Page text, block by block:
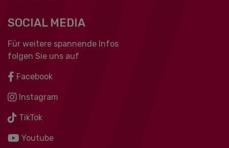
SOCIAL MEDIA
Für weitere spannende Infos
folgen Sie uns auf
Facebook
Instagram
TikTok
Youtube